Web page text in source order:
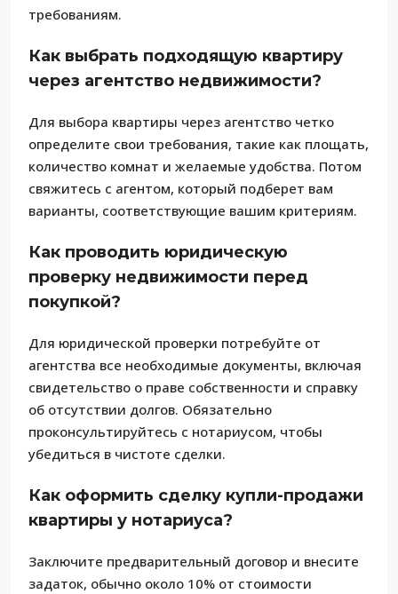
требованиям.
Как выбрать подходящую квартиру
через агентство недвижимости?
Для выбора квартиры через агентство четко
определите свои требования, такие как площать,
количество комнат и желаемые удобства. Потом
свяжитесь с агентом, который подберет вам
варианты, соответствующие вашим критериям.
Как проводить юридическую
проверку недвижимости перед
покупкой?
Для юридической проверки потребуйте от
агентства все необходимые документы, включая
свидетельство о праве собственности и справку
об отсутствии долгов. Обязательно
проконсультируйтесь с нотариусом, чтобы
убедиться в чистоте сделки.
Как оформить сделку купли-продажи
квартиры у нотариуса?
Заключите предварительный договор и внесите
задаток, обычно около 10% от стоимости